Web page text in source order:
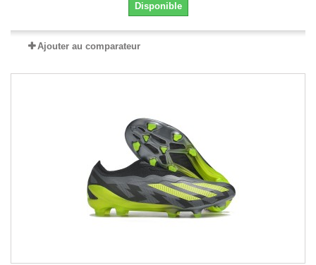
Disponible
Ajouter au comparateur